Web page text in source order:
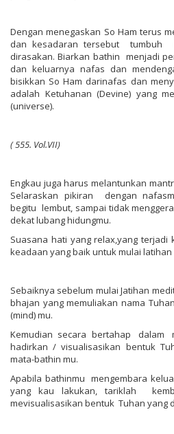
Dengan menegaskan So Ham terus
dan kesadaran tersebut tumbuh
dirasakan. Biarkan bathin menjadi
dan keluarnya nafas dan
bisikkan So Ham darinafas dan
adalah Ketuhanan (Devine) yang
(universe).
(555. Vol.VII)
Engkau juga harus melantunkan
Selaraskan pikiran dengan
begitu lembut, sampai tidak
dekat lubang hidungmu.
Suasana hati yang relax,yang terjadi
keadaan yang baik untuk mulai latihan
Sebaiknya sebelum mulai Jatihan
bhajan yang memuliakan nama
(mind) mu.
Kemudian secara bertahap dalam
hadirkan / visualisasikan bentuk
mata-bathin mu.
Apabila bathinmu mengembara
yang kau lakukan, tariklah
mevisualisasikan bentuk Tuhan yang